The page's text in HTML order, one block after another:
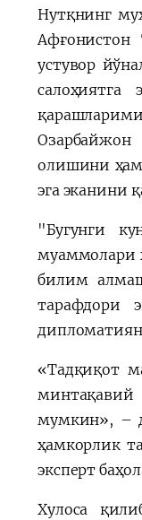
Нутқнинг
Афғонистон
устувор
Озарбайжон
олишини
эга эканини
"Бугунги
муаммолари
билим
тарафдори
«Тадқиқот
мумкин», –
ҳамкорлик
эксперт
Хулоса